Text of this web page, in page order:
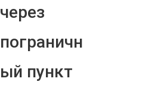
через
пограничн
ый пункт